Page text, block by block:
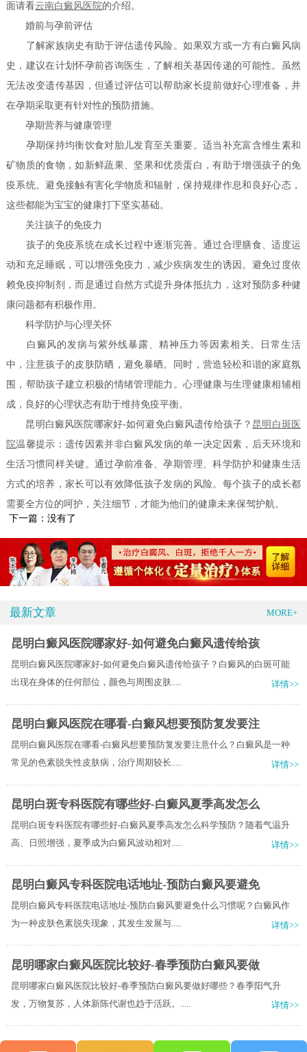
面请看云南白癜风医院的介绍。
婚前与孕前评估
了解家族病史有助于评估遗传风险。如果双方或一方有白癜风病
史，建议在计划怀孕前咨询医生，了解相关基因传递的可能性。虽然
无法改变遗传基因，但通过评估可以帮助家长提前做好心理准备，并
在孕期采取更有针对性的预防措施。
孕期营养与健康管理
孕期保持均衡饮食对胎儿发育至关重要。适当补充富含维生素和
矿物质的食物，如新鲜蔬果、坚果和优质蛋白，有助于增强孩子的免
疫系统。避免接触有害化学物质和辐射，保持规律作息和良好心态，
这些都能为宝宝的健康打下坚实基础。
关注孩子的免疫力
孩子的免疫系统在成长过程中逐渐完善。通过合理膳食、适度运
动和充足睡眠，可以增强免疫力，减少疾病发生的诱因。避免过度依
赖免疫抑制剂，而是通过自然方式提升身体抵抗力，这对预防多种健
康问题都有积极作用。
科学防护与心理关怀
白癜风的发病与紫外线暴露、精神压力等因素相关。日常生活
中，注意孩子的皮肤防晒，避免暴晒。同时，营造轻松和谐的家庭氛
围，帮助孩子建立积极的情绪管理能力。心理健康与生理健康相辅相
成，良好的心理状态有助于维持免疫平衡。
昆明白癜风医院哪家好-如何避免白癜风遗传给孩子？ 昆明白斑医
院温馨提示：遗传因素并非白癜风发病的单一决定因素，后天环境和
生活习惯同样关键。通过孕前准备、孕期管理、科学防护和健康生活
方式的培养，家长可以有效降低孩子发病的风险。每个孩子的成长都
需要全方位的呵护，关注细节，才能为他们的健康未来保驾护航。
下一篇：没有了
最新文章 MORE+
昆明白癜风医院哪家好-如何避免白癜风遗传给孩
昆明白癜风医院哪家好-如何避免白癜风遗传给孩子？白癜风的白斑可能
出现在身体的任何部位，颜色与周围皮肤.....
详情>>
昆明白癜风医院在哪看-白癜风想要预防复发要注
昆明白癜风医院在哪看-白癜风想要预防复发要注意什么？白癜风是一种
常见的色素脱失性皮肤病，治疗周期较长.....
详情>>
昆明白斑专科医院有哪些好-白癜风夏季高发怎么
昆明白斑专科医院有哪些好-白癜风夏季高发怎么科学预防？随着气温升
高、日照增强，夏季成为白癜风波动相对.....
详情>>
昆明白癜风专科医院电话地址-预防白癜风要避免
昆明白癜风专科医院电话地址-预防白癜风要避免什么习惯呢？白癜风作
为一种皮肤色素脱失现象，其发生发展与.....
详情>>
昆明哪家白癜风医院比较好-春季预防白癜风要做
昆明哪家白癜风医院比较好-春季预防白癜风要做好哪些？春季阳气升
发，万物复苏，人体新陈代谢也趋于活跃。.....
详情>>